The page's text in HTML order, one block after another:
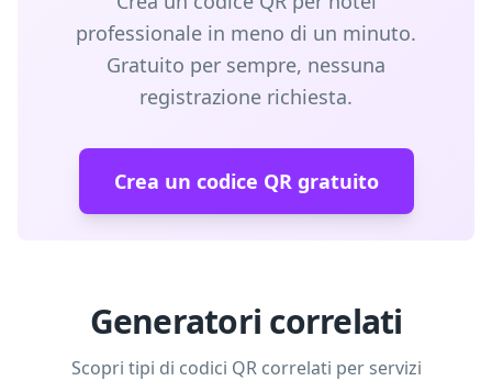
professionale in meno di un minuto.
Gratuito per sempre, nessuna
registrazione richiesta.
Crea un codice QR gratuito
Generatori correlati
Scopri tipi di codici QR correlati per servizi